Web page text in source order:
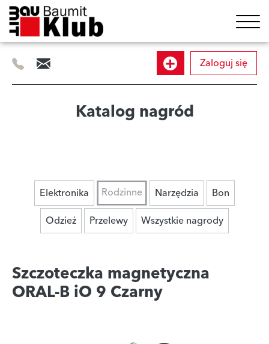
505
844
info@baumitklub.pl
Dołącz
programu
Zaloguj się
Katalog nagród
Elektronika Rodzinne Narzędzia
Bon
Odzież
Przelewy Wszystkie nagrody
Szczoteczka magnetyczna
ORAL-B iO 9 Czarny